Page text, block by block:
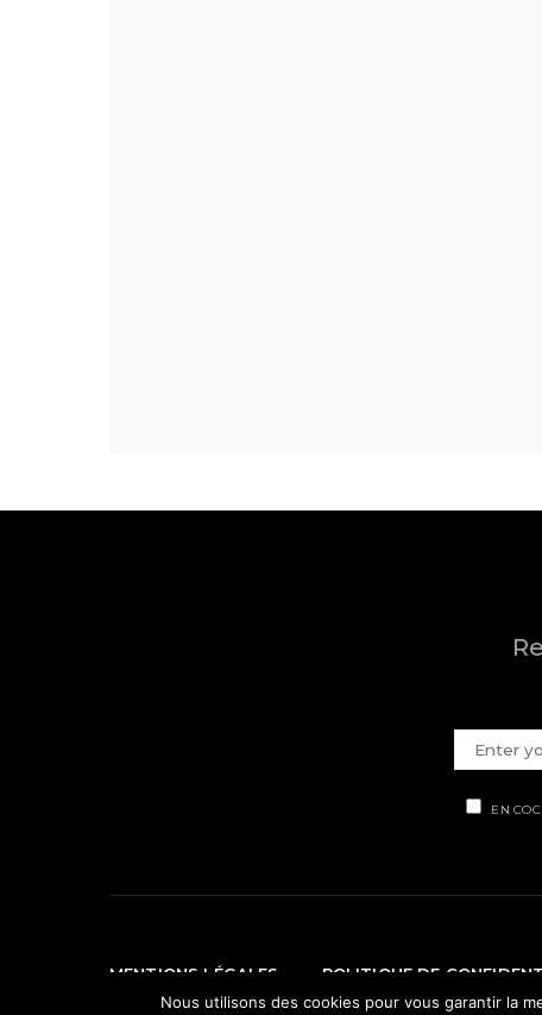
EN
MENTIONS LÉGALES POLITIQUE DE
Nous utilisons des cookies pour vous garantir la